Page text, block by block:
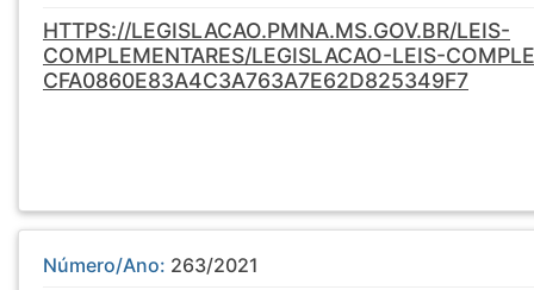
HTTPS://LEGISLACAO.PMNA.MS.GOV.BR/LEIS-
COMPLEMENTARES/LEGISLACAO-LEIS-
CFA0860E83A4C3A763A7E62D825349F7
Número/Ano: 263/2021